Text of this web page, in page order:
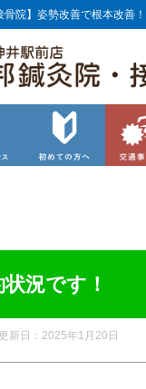
骨院】姿勢改善で根本改善
況です！
新日： 2025年1月20日